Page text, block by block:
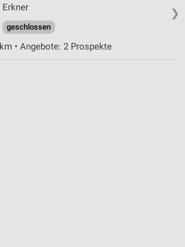
❯
Erkner
geschlossen
• Angebote: 2 Prospekte